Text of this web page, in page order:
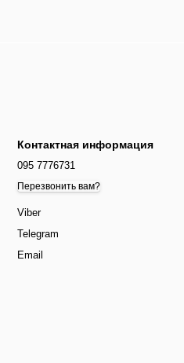
Контактная информация
095 7776731
Перезвонить вам?
Viber
Telegram
Email